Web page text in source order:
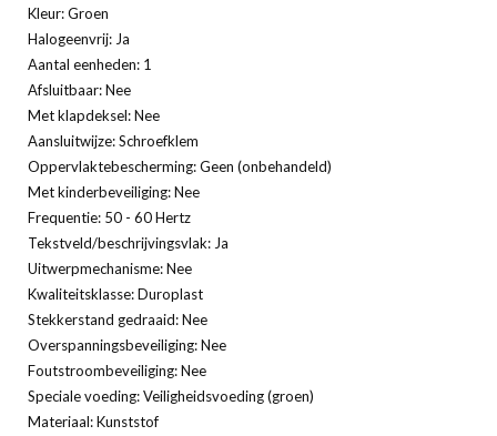
Kleur: Groen
Halogeenvrij: Ja
Aantal eenheden: 1
Afsluitbaar: Nee
Met klapdeksel: Nee
Aansluitwijze: Schroefklem
Oppervlaktebescherming: Geen (onbehandeld)
Met kinderbeveiliging: Nee
Frequentie: 50 - 60 Hertz
Tekstveld/beschrijvingsvlak: Ja
Uitwerpmechanisme: Nee
Kwaliteitsklasse: Duroplast
Stekkerstand gedraaid: Nee
Overspanningsbeveiliging: Nee
Foutstroombeveiliging: Nee
Speciale voeding: Veiligheidsvoeding (groen)
Materiaal: Kunststof